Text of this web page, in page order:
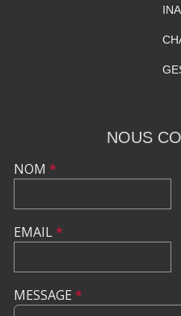
NOUS
NOM *
EMAIL*
MESSAGE *